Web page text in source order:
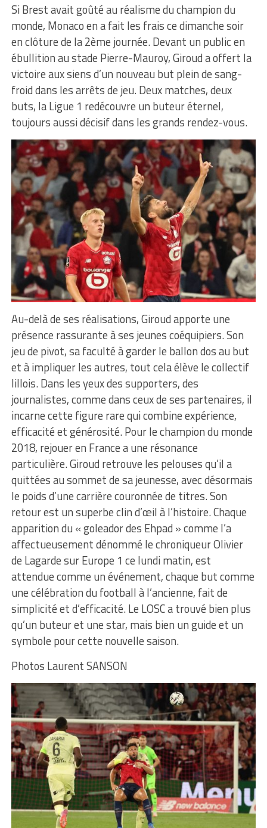
Si Brest avait goûté au réalisme du champion du
monde, Monaco en a fait les frais ce dimanche soir
en clôture de la 2ème journée. Devant un public en
ébullition au stade Pierre-Mauroy, Giroud a offert la
victoire aux siens d’un nouveau but plein de sang-
froid dans les arrêts de jeu. Deux matches, deux
buts, la Ligue 1 redécouvre un buteur éternel,
toujours aussi décisif dans les grands rendez-vous.
Au-delà de ses réalisations, Giroud apporte une
présence rassurante à ses jeunes coéquipiers. Son
jeu de pivot, sa faculté à garder le ballon dos au but
et à impliquer les autres, tout cela élève le collectif
lillois. Dans les yeux des supporters, des
journalistes, comme dans ceux de ses partenaires, il
incarne cette figure rare qui combine expérience,
efficacité et générosité. Pour le champion du monde
2018, rejouer en France a une résonance
particulière. Giroud retrouve les pelouses qu’il a
quittées au sommet de sa jeunesse, avec désormais
le poids d’une carrière couronnée de titres. Son
retour est un superbe clin d’œil à l’histoire. Chaque
apparition du « goleador des Ehpad » comme l’a
affectueusement dénommé le chroniqueur Olivier
de Lagarde sur Europe 1 ce lundi matin, est
attendue comme un événement, chaque but comme
une célébration du football à l’ancienne, fait de
simplicité et d’efficacité. Le LOSC a trouvé bien plus
qu’un buteur et une star, mais bien un guide et un
symbole pour cette nouvelle saison.
Photos Laurent SANSON